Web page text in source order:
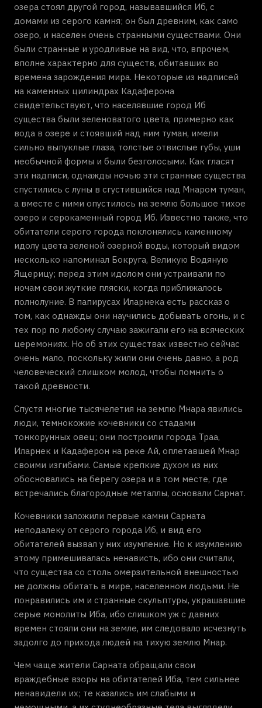
озера стоял другой город, называвшийся Иб, с
домами из серого камня; он был древним, как само
озеро, и населен очень странными существами. Они
были странные и уродливые на вид, что, впрочем,
вполне характерно для существ, обитавших во
времена зарождения мира. Некоторые из надписей
на каменных цилиндрах Кадаферона
свидетельствуют, что населявшие город Иб
существа были зеленоватого цвета, примерно как
вода в озере и стоявший над ним туман, имели
сильно выпуклые глаза, толстые отвислые губы, уши
необычной формы и были безголосыми. Как гласят
эти надписи, однажды ночью эти странные существа
спустились с луны в сгустившийся над Мнаром туман,
а вместе с ними опустилось на землю большое тихое
озеро и серокаменный город Иб. Известно также, что
обитатели серого города поклонялись каменному
идолу цвета зеленой озерной воды, который видом
несколько напоминал Бокруга, Великую Водяную
Ящерицу; перед этим идолом они устраивали по
ночам свои жуткие пляски, когда приближалось
полнолуние. В папирусах Иларнека есть рассказ о
том, как однажды они научились добывать огонь, и с
тех пор по любому случаю зажигали его на всяческих
церемониях. Но об этих существах известно сейчас
очень мало, поскольку жили они очень давно, а род
человеческий слишком молод, чтобы помнить о
такой древности.
Спустя многие тысячелетия на землю Мнара явились
люди, темнокожие кочевники со стадами
тонкорунных овец; они построили города Траа,
Иларнек и Кадаферон на реке Ай, оплетавшей Мнар
своими изгибами. Самые крепкие духом из них
обосновались на берегу озера и в том месте, где
встречались благородные металлы, основали Сарнат.
Кочевники заложили первые камни Сарната
неподалеку от серого города Иб, и вид его
обитателей вызвал у них изумление. Но к изумлению
этому примешивалась ненависть, ибо они считали,
что существа со столь омерзительной внешностью
не должны обитать в мире, населенном людьми. Не
понравились им и странные скульптуры, украшавшие
серые монолиты Иба, ибо слишком уж с давних
времен стояли они на земле, им следовало исчезнуть
задолго до прихода людей на тихую землю Мнар.
Чем чаще жители Сарната обращали свои
враждебные взоры на обитателей Иба, тем сильнее
ненавидели их; те казались им слабыми и